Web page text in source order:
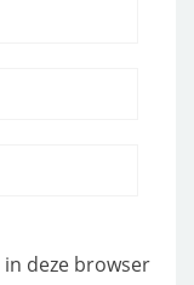
deze browser